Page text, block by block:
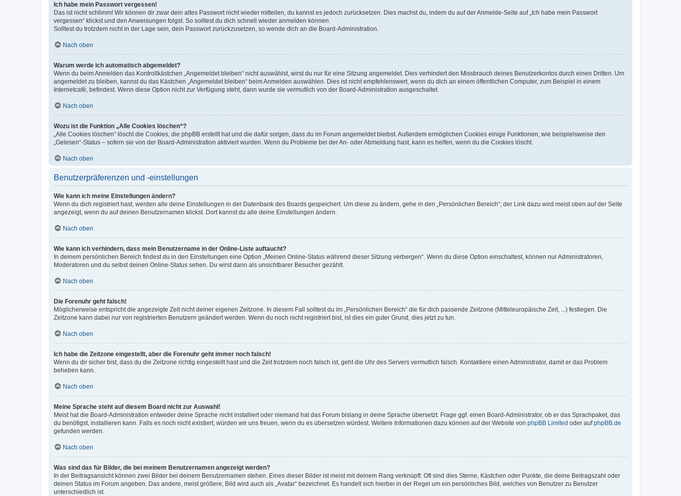
Ich habe mein Passwort vergessen!
Das ist nicht schlimm! Wir können dir zwar dein altes Passwort nicht wieder mitteilen, du kannst es jedoch zurücksetzen. Dies machst du, indem du auf der Anmelde-Seite auf „Ich habe mein Passwort
vergessen“ klickst und den Anweisungen folgst. So solltest du dich schnell wieder anmelden können.
Solltest du trotzdem nicht in der Lage sein, dein Passwort zurückzusetzen, so wende dich an die Board-Administration.
Nach oben
Warum werde ich automatisch abgemeldet?
Wenn du beim Anmelden das Kontrollkästchen „Angemeldet bleiben“ nicht auswählst, wirst du nur für eine Sitzung angemeldet. Dies verhindert den Missbrauch deines Benutzerkontos durch einen Dritten. Um
angemeldet zu bleiben, kannst du das Kästchen „Angemeldet bleiben“ beim Anmelden auswählen. Dies ist nicht empfehlenswert, wenn du dich an einem öffentlichen Computer, zum Beispiel in einem
Internetcafé, befindest. Wenn diese Option nicht zur Verfügung steht, dann wurde sie vermutlich von der Board-Administration ausgeschaltet.
Nach oben
Wozu ist die Funktion „Alle Cookies löschen“?
„Alle Cookies löschen“ löscht die Cookies, die phpBB erstellt hat und die dafür sorgen, dass du im Forum angemeldet bleibst. Außerdem ermöglichen Cookies einige Funktionen, wie beispielsweise den
„Gelesen“-Status – sofern sie von der Board-Administration aktiviert wurden. Wenn du Probleme bei der An- oder Abmeldung hast, kann es helfen, wenn du die Cookies löscht.
Nach oben
Benutzerpräferenzen und -einstellungen
Wie kann ich meine Einstellungen ändern?
Wenn du dich registriert hast, werden alle deine Einstellungen in der Datenbank des Boards gespeichert. Um diese zu ändern, gehe in den „Persönlichen Bereich“; der Link dazu wird meist oben auf der Seite
angezeigt, wenn du auf deinen Benutzernamen klickst. Dort kannst du alle deine Einstellungen ändern.
Nach oben
Wie kann ich verhindern, dass mein Benutzername in der Online-Liste auftaucht?
In deinem persönlichen Bereich findest du in den Einstellungen eine Option „Meinen Online-Status während dieser Sitzung verbergen“. Wenn du diese Option einschaltest, können nur Administratoren,
Moderatoren und du selbst deinen Online-Status sehen. Du wirst dann als unsichtbarer Besucher gezählt.
Nach oben
Die Forenuhr geht falsch!
Möglicherweise entspricht die angezeigte Zeit nicht deiner eigenen Zeitzone. In diesem Fall solltest du im „Persönlichen Bereich“ die für dich passende Zeitzone (Mitteleuropäische Zeit, ...) festlegen. Die
Zeitzone kann dabei nur von registrierten Benutzern geändert werden. Wenn du noch nicht registriert bist, ist dies ein guter Grund, dies jetzt zu tun.
Nach oben
Ich habe die Zeitzone eingestellt, aber die Forenuhr geht immer noch falsch!
Wenn du dir sicher bist, dass du die Zeitzone richtig eingestellt hast und die Zeit trotzdem noch falsch ist, geht die Uhr des Servers vermutlich falsch. Kontaktiere einen Administrator, damit er das Problem
beheben kann.
Nach oben
Meine Sprache steht auf diesem Board nicht zur Auswahl!
Meist hat die Board-Administration entweder deine Sprache nicht installiert oder niemand hat das Forum bislang in deine Sprache übersetzt. Frage ggf. einen Board-Administrator, ob er das Sprachpaket, das
du benötigst, installieren kann. Falls es noch nicht existiert, würden wir uns freuen, wenn du es übersetzen würdest. Weitere Informationen dazu können auf der Website von phpBB Limited oder aufphpBB.de
gefunden werden.
Nach oben
Was sind das für Bilder, die bei meinem Benutzernamen angezeigt werden?
In der Beitragsansicht können zwei Bilder bei deinem Benutzernamen stehen. Eines dieser Bilder ist meist mit deinem Rang verknüpft: Oft sind dies Sterne, Kästchen oder Punkte, die deine Beitragszahl oder
deinen Status im Forum angeben. Das andere, meist größere, Bild wird auch als „Avatar“ bezeichnet. Es handelt sich hierbei in der Regel um ein persönliches Bild, welches von Benutzer zu Benutzer
unterschiedlich ist.